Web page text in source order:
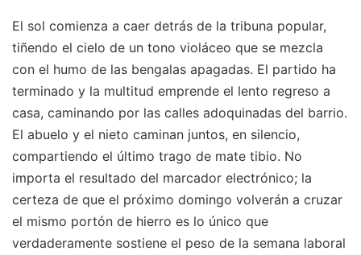
El sol comienza a caer detrás de la tribuna popular,
tiñendo el cielo de un tono violáceo que se mezcla
con el humo de las bengalas apagadas. El partido ha
terminado y la multitud emprende el lento regreso a
casa, caminando por las calles adoquinadas del barrio.
El abuelo y el nieto caminan juntos, en silencio,
compartiendo el último trago de mate tibio. No
importa el resultado del marcador electrónico; la
certeza de que el próximo domingo volverán a cruzar
el mismo portón de hierro es lo único que
verdaderamente sostiene el peso de la semana laboral